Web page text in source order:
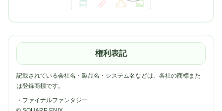
権利表記
記載されている会社名・製品名・システム名などは、各社の商標また
は登録商標です。
・ファイナルファンタジー